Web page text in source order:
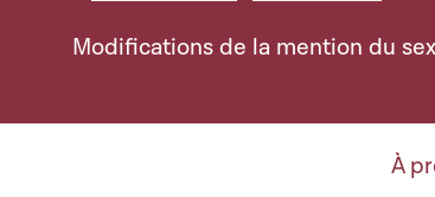
Modifications de la mention du
À